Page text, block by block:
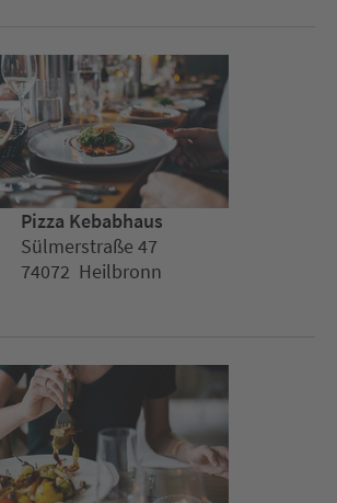
Pizza Kebabhaus
Sülmerstraße 47
74072 Heilbronn